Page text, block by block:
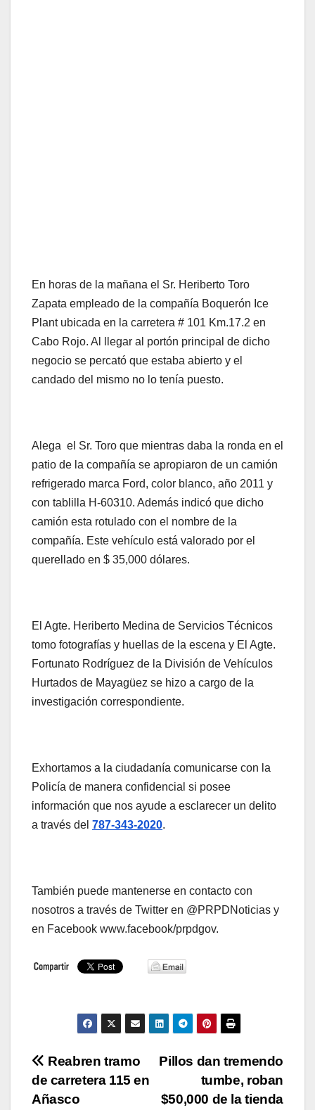
En horas de la mañana el Sr. Heriberto Toro
Zapata empleado de la compañía Boquerón Ice
Plant ubicada en la carretera # 101 Km.17.2 en
Cabo Rojo. Al llegar al portón principal de dicho
negocio se percató que estaba abierto y el
candado del mismo no lo tenía puesto.
Alega el Sr. Toro que mientras daba la ronda en el
patio de la compañía se apropiaron de un camión
refrigerado marca Ford, color blanco, año 2011 y
con tablilla H-60310. Además indicó que dicho
camión esta rotulado con el nombre de la
compañía. Este vehículo está valorado por el
querellado en $ 35,000 dólares.
El Agte. Heriberto Medina de Servicios Técnicos
tomo fotografías y huellas de la escena y El Agte.
Fortunato Rodríguez de la División de Vehículos
Hurtados de Mayagüez se hizo a cargo de la
investigación correspondiente.
Exhortamos a la ciudadanía comunicarse con la
Policía de manera confidencial si posee
información que nos ayude a esclarecer un delito
a través del 787-343-2020.
También puede mantenerse en contacto con
nosotros a través de Twitter en @PRPDNoticias y
en Facebook www.facebook/prpdgov.
Navegación
de
Pillos dan tremendo
tumbe, roban
$50,000 de la tienda
Reabren tramo
de carretera 115 en
Añasco